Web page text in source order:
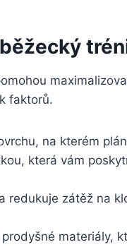
faktorů.
na kterém
která vám
zátěž na
materiály,